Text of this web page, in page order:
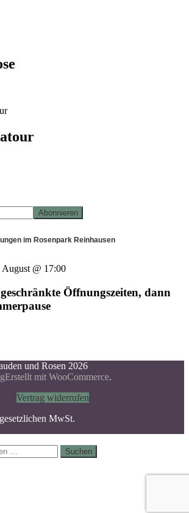
im Rosenpark Reinhausen
August @ 17:00
Öffnungszeiten, dann
und Rosen 2026
Erstellt mit WooCommerce.
Vertrag widerrufen
MwSt.
Suchen